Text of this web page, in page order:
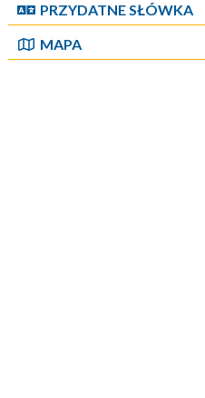
PRZYDATNE SŁÓWKA
MAPA